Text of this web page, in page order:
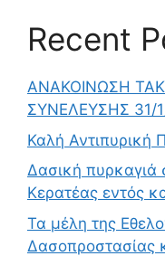
Recent
ΑΝΑΚΟΙΝΩΣΗ
ΣΥΝΕΛΕΥΣΗΣ 31/
Καλή Αντιπυρική
Δασική πυρκαγιά
Κερατέας εντός
Τα μέλη της
Δασοπροστασίας